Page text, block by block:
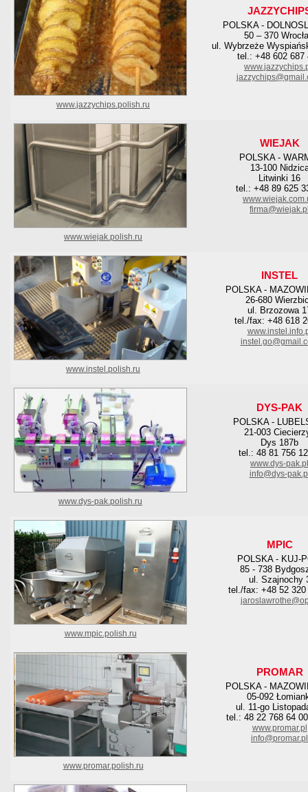
POLSKA -
50 – 370
ul. Wybrzeże
tel.: +48 602 687
www.jazzychips.polish.ru
WIEJAK
POLSKA -
13-100
Litwinki 16
tel.: +48 89 625
www.wiejak.polish.ru
INSTEL
POLSKA -
26-680
ul. Brzozowa
tel./fax: +48 618
www.instel.polish.ru
DYS-PAK
POLSKA -
21-003
Dys 187b
tel.: 48 81 756
www.dys-pak.pl
info@dys-
www.dys-pak.polish.ru
MPIC
POLSKA - KUJ-
85 - 738
ul. Szajnochy
tel./fax: +48 52 320
www.mpic.polish.ru
PROMAR
POLSKA -
05-092
ul. 11-go
tel.: 48 22 768 64
www.promar.pl
info@promar.pl
www.promar.polish.ru